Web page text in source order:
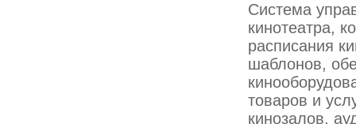
Система
кинотеатра,
расписания
шаблонов,
товаров и
кинозалов,